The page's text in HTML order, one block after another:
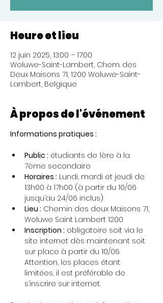
Heure et lieu
12 juin 2025, 13:00 – 17:00
Woluwe-Saint-Lambert, Chem. des
Deux Maisons 71, 1200 Woluwe-Saint-
Lambert, Belgique
À propos de l'événement
Informations pratiques :
Public : étudiants de 1ère à la
7ème secondaire
Horaires : Lundi, mardi et jeudi de
13h00 à 17h00 (à partir du 10/06
jusqu’au 24/06 inclus)
Lieu : Chemin des deux Maisons 71,
Woluwe Saint Lambert 1200
Inscription : obligatoire soit via le
site internet dès maintenant soit
sur place à partir du 10/06.
Attention, les places étant
limitées, il est préférable de
s’inscrire sur internet.